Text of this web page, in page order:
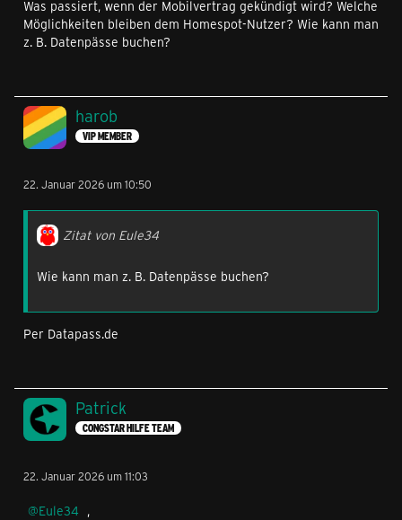
Was passiert, wenn der Mobilvertrag gekündigt wird? Welche
Möglichkeiten bleiben dem Homespot-Nutzer? Wie kann man
z. B. Datenpässe buchen?
harob
VIP MEMBER
22. Januar 2026 um 10:50
Zitat von Eule34
Wie kann man z. B. Datenpässe buchen?
Per Datapass.de
Patrick
CONGSTAR HILFE TEAM
22. Januar 2026 um 11:03
Eule34 ,